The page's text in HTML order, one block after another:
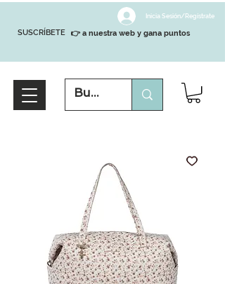
SUSCRÍBETE
Inicia Sesión/Regístrate
👉 a nuestra web y gana puntos